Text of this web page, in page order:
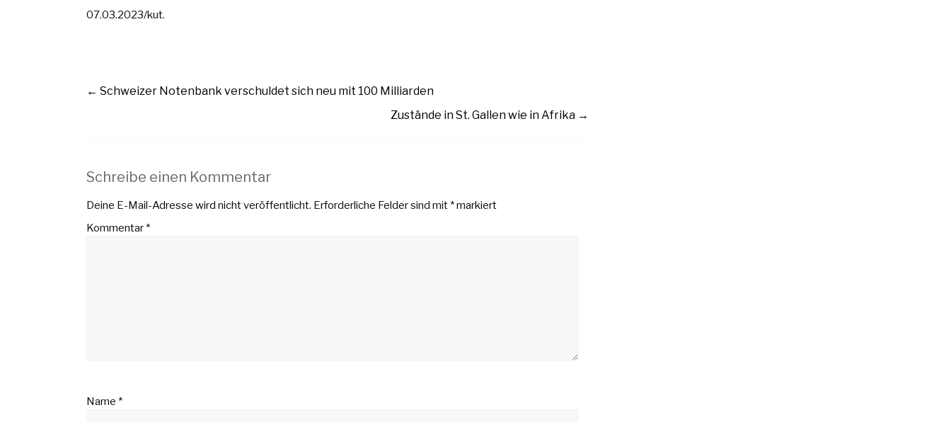
07.03.2023/kut.
← Schweizer Notenbank verschuldet sich neu mit 100 Milliarden
Zustände in St. Gallen wie in Afrika →
Schreibe einen Kommentar
Deine E-Mail-Adresse wird nicht veröffentlicht. Erforderliche Felder sind mit*markiert
Kommentar*
Name *